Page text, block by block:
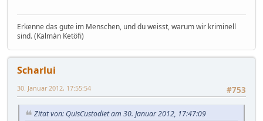
Erkenne das gute im Menschen, und du weisst, warum wir kriminell
sind. (Kalmàn Ketöfi)
Scharlui
#753
30. Januar 2012, 17:55:54
Zitat von: QuisCustodiet am 30. Januar 2012, 17:47:09